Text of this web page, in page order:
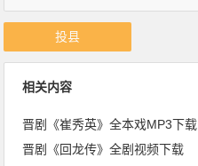
投县
相关内容
晋剧《崔秀英》全本戏MP3下载
晋剧《回龙传》全剧视频下载